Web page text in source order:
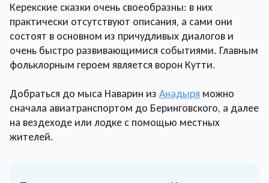
Керекские сказки очень своеобразны: в них
практически отсутствуют описания, а сами они
состоят в основном из причудливых диалогов и
очень быстро развивающимися событиями. Главным
фольклорным героем является ворон Кутти.
Добраться до мыса Наварин из Анадыря можно
сначала авиатранспортом до Беринговского, а далее
на вездеходе или лодке с помощью местных
жителей.